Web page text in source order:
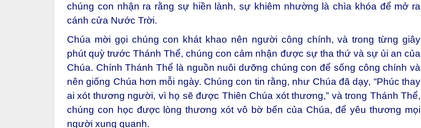
chúng con nhận ra rằng sự hiền lành, sự khiêm nhường là chìa khóa để mở ra
cánh cửa Nước Trời.
Chúa mời gọi chúng con khát khao nên người công chính, và trong từng giây
phút quỳ trước Thánh Thể, chúng con cảm nhận được sự tha thứ và sự ủi an của
Chúa. Chính Thánh Thể là nguồn nuôi dưỡng chúng con để sống công chính và
nên giống Chúa hơn mỗi ngày. Chúng con tin rằng, như Chúa đã dạy, “Phúc thay
ai xót thương người, vì họ sẽ được Thiên Chúa xót thương,” và trong Thánh Thể,
chúng con học được lòng thương xót vô bờ bến của Chúa, để yêu thương mọi
người xung quanh.